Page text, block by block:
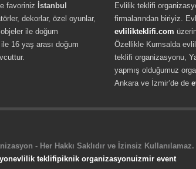
favoriniz İstanbul
dekorlar, özel oyunlar,
ile doğum
16 yaş arası doğum
Evlilik teklifi
firmalarından biriyiz.
evlilikteklifi.com
Özellikle Kumsalda
teklifi organizasyonu,
yapmış olduğumuz
Ankara ve İzmir’de de
- Her Hakkı Saklıdır ve İzinsiz
evlilik teklifipiknik organizasyonuizmir event